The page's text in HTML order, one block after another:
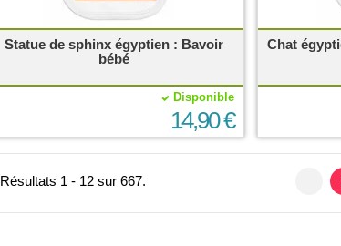
Statue de sphinx égyptien : Bavoir
bébé
Disponible
14,90 €
Chat
Résultats 1 - 12 sur 667.